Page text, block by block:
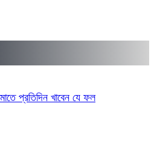
প্রতিদিন খাবেন যে ফল